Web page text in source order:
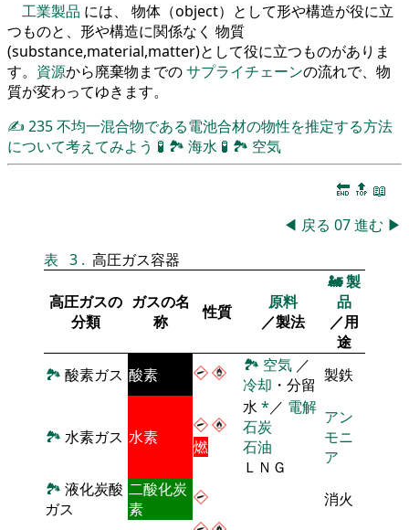
工業製品 には、 物体（object）として形や構造が役に立
つものと、形や構造に関係なく 物質
(substance,material,matter)として役に立つものがありま
す。 資源から廃棄物までのサプライチェーンの流れで、物
質が変わってゆきます。
✍ 235不均一混合物である電池合材の物性を推定する方法
について考えてみよう 🧪 🏞 海水 🧪 🏞 空気
🔚 🔝 📖
◀ 戻る 07進む ▶
表 3 . 高圧ガス容器
高圧ガスの
分類
ガスの名
称
性質
原料
／製法
🚂製
品
／用
途
🏞 酸素ガス 酸素 🏞 空気 ／
冷却 ・分留 製鉄
🏞 水素ガス 水素 燃
水 *／ 電解
石炭
石油
ＬＮＧ
アン
モニ
ア
🏞 液化炭酸
ガス
二酸化炭
素
消火